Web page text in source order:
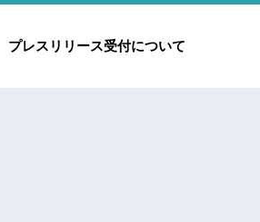
プレスリリース受付について